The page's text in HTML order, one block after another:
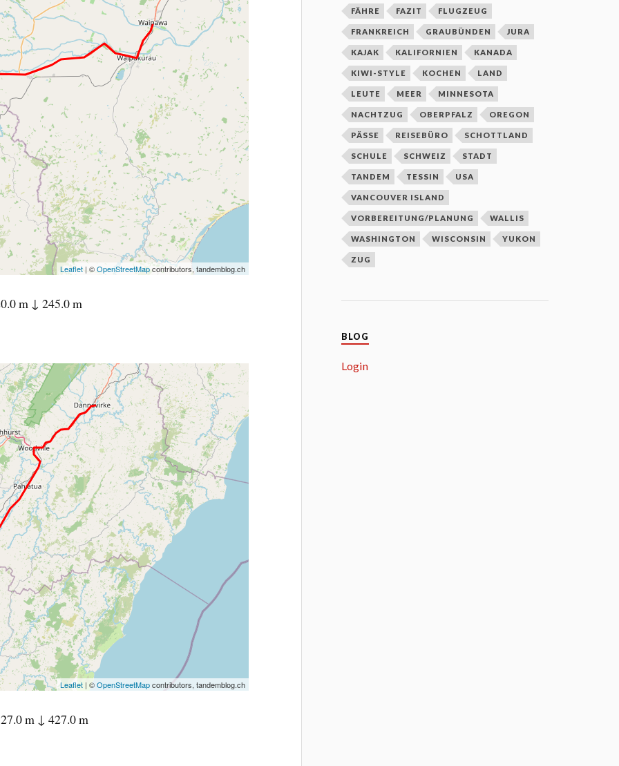
Leaflet | ©OpenStreetMapcontributors, tandemblog.ch
m ↓ 245.0 m
Leaflet | ©OpenStreetMapcontributors, tandemblog.ch
m ↓ 427.0 m
FÄHRE FAZIT FLUGZEUG
FRANKREICH GRAUBÜNDEN JURA
KAJAK KALIFORNIEN KANADA
KIWI-STYLE KOCHEN LAND
LEUTE MEER MINNESOTA
NACHTZUG OBERPFALZ OREGON
PÄSSE REISEBÜRO SCHOTTLAND
SCHULE SCHWEIZ STADT
TANDEM TESSIN USA
VANCOUVER ISLAND
VORBEREITUNG/PLANUNG WALLIS
WASHINGTON WISCONSIN YUKON
ZUG
BLOG
Login